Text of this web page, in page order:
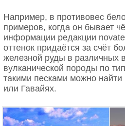
Например, в противовес
примеров, когда он бывает
информации редакции
оттенок придаётся за счёт
железной руды в различных
вулканической породы по
такими песками можно
или Гавайях.